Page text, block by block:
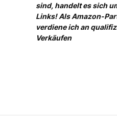
sind, handelt es sich
Links! Als Amazon-
verdiene ich an
Verkäufen